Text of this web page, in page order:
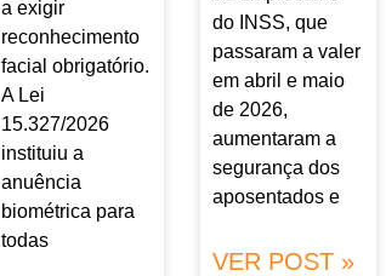
a exigir
reconhecimento
facial obrigatório.
A Lei
15.327/2026
instituiu a
anuência
biométrica para
todas
do INSS, que
passaram a valer
em abril e maio
de 2026,
aumentaram a
segurança dos
aposentados e
VER POST »